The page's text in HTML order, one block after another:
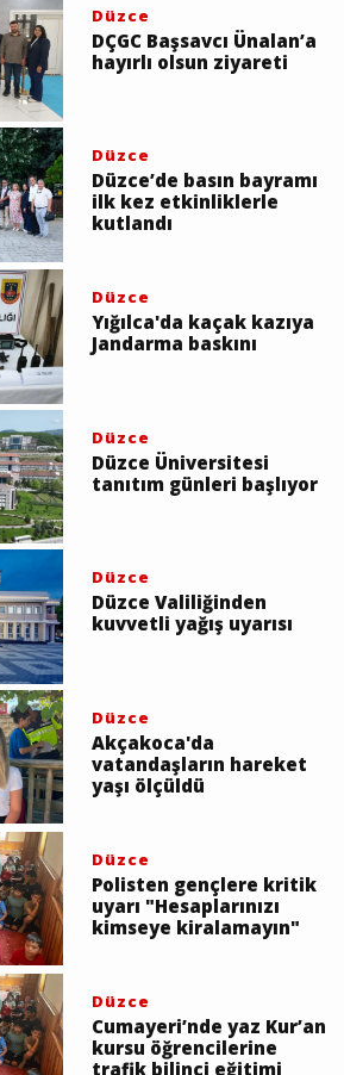
Düzce
DÇGC Başsavcı Ünalan’a
hayırlı olsun ziyareti
Düzce
Düzce’de basın bayramı
ilk kez etkinliklerle
kutlandı
Düzce
Yığılca'da kaçak kazıya
Jandarma baskını
Düzce
Düzce Üniversitesi
tanıtım günleri başlıyor
Düzce
Düzce Valiliğinden
kuvvetli yağış uyarısı
Düzce
Akçakoca'da
vatandaşların hareket
yaşı ölçüldü
Düzce
Polisten gençlere kritik
uyarı "Hesaplarınızı
kimseye kiralamayın"
Düzce
Cumayeri’nde yaz Kur’an
kursu öğrencilerine
trafik bilinci eğitimi